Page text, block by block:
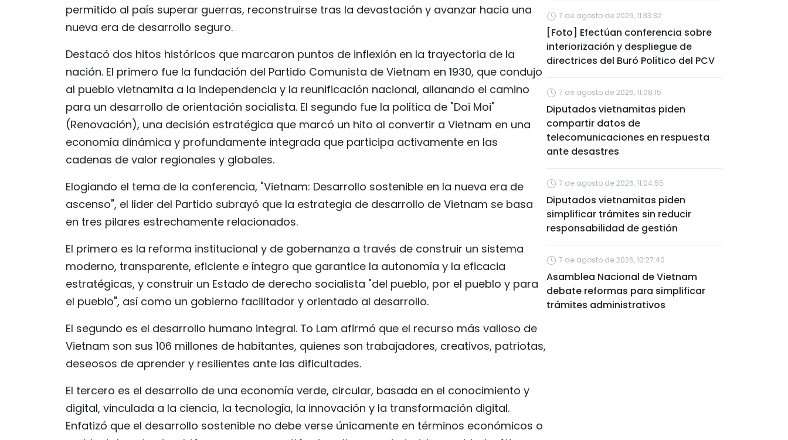
permitido al país superar guerras, reconstruirse tras la devastación y avanzar hacia una
nueva era de desarrollo seguro.
Destacó dos hitos históricos que marcaron puntos de inflexión en la trayectoria de la
nación. El primero fue la fundación del Partido Comunista de Vietnam en 1930, que condujo
al pueblo vietnamita a la independencia y la reunificación nacional, allanando el camino
para un desarrollo de orientación socialista. El segundo fue la política de "Doi Moi"
(Renovación), una decisión estratégica que marcó un hito al convertir a Vietnam en una
economía dinámica y profundamente integrada que participa activamente en las
cadenas de valor regionales y globales.
Elogiando el tema de la conferencia, "Vietnam: Desarrollo sostenible en la nueva era de
ascenso", el líder del Partido subrayó que la estrategia de desarrollo de Vietnam se basa
en tres pilares estrechamente relacionados.
El primero es la reforma institucional y de gobernanza a través de construir un sistema
moderno, transparente, eficiente e íntegro que garantice la autonomía y la eficacia
estratégicas, y construir un Estado de derecho socialista "del pueblo, por el pueblo y para
el pueblo", así como un gobierno facilitador y orientado al desarrollo.
El segundo es el desarrollo humano integral. To Lam afirmó que el recurso más valioso de
Vietnam son sus 106 millones de habitantes, quienes son trabajadores, creativos, patriotas,
deseosos de aprender y resilientes ante las dificultades.
El tercero es el desarrollo de una economía verde, circular, basada en el conocimiento y
digital, vinculada a la ciencia, la tecnología, la innovación y la transformación digital.
Enfatizó que el desarrollo sostenible no debe verse únicamente en términos económicos o
7 de agosto de 2026, 11:33:32
[Foto] Efectúan conferencia sobre
interiorización y despliegue de
directrices del Buró Político del PCV
7 de agosto de 2026, 11:08:15
Diputados vietnamitas piden
compartir datos de
telecomunicaciones en respuesta
ante desastres
7 de agosto de 2026, 11:04:55
Diputados vietnamitas piden
simplificar trámites sin reducir
responsabilidad de gestión
7 de agosto de 2026, 10:27:40
Asamblea Nacional de Vietnam
debate reformas para simplificar
trámites administrativos